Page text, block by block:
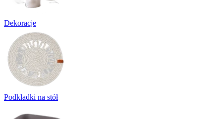
Dekoracje
Podkładki na stół